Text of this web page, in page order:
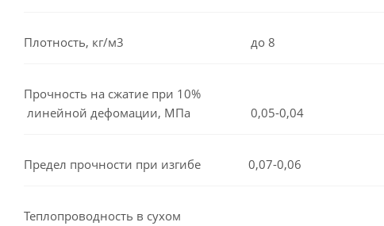
Плотность, кг/м3 до 8
Прочность на сжатие при 10%
линейной дефомации, МПа 0,05-0,04
Предел прочности при изгибе 0,07-0,06
Теплопроводность в сухом